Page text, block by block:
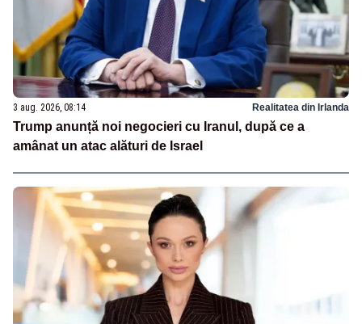
3 aug. 2026, 08:14 Realitatea din Irlanda
Trump anunță noi negocieri cu Iranul, după ce a
amânat un atac alături de Israel